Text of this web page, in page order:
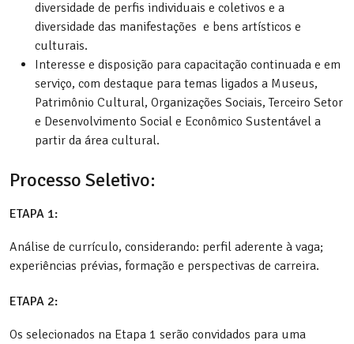
diversidade de perfis individuais e coletivos e a
diversidade das manifestações e bens artísticos e
culturais.
Interesse e disposição para capacitação continuada e em
serviço, com destaque para temas ligados a Museus,
Patrimônio Cultural, Organizações Sociais, Terceiro Setor
e Desenvolvimento Social e Econômico Sustentável a
partir da área cultural.
Processo Seletivo:
ETAPA 1:
Análise de currículo, considerando: perfil aderente à vaga;
experiências prévias, formação e perspectivas de carreira.
ETAPA 2:
Os selecionados na Etapa 1 serão convidados para uma